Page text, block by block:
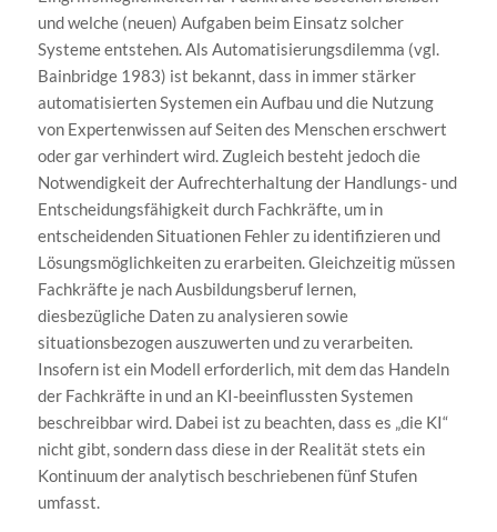
und welche (neuen) Aufgaben beim Einsatz solcher
Systeme entstehen. Als Automatisierungsdilemma (vgl.
Bainbridge 1983) ist bekannt, dass in immer stärker
automatisierten Systemen ein Aufbau und die Nutzung
von Expertenwissen auf Seiten des Menschen erschwert
oder gar verhindert wird. Zugleich besteht jedoch die
Notwendigkeit der Aufrechterhaltung der Handlungs- und
Entscheidungsfähigkeit durch Fachkräfte, um in
entscheidenden Situationen Fehler zu identifizieren und
Lösungsmöglichkeiten zu erarbeiten. Gleichzeitig müssen
Fachkräfte je nach Ausbildungsberuf lernen,
diesbezügliche Daten zu analysieren sowie
situationsbezogen auszuwerten und zu verarbeiten.
Insofern ist ein Modell erforderlich, mit dem das Handeln
der Fachkräfte in und an KI-beeinflussten Systemen
beschreibbar wird. Dabei ist zu beachten, dass es „die KI“
nicht gibt, sondern dass diese in der Realität stets ein
Kontinuum der analytisch beschriebenen fünf Stufen
umfasst.